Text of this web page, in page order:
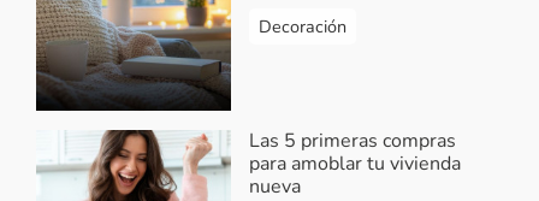
Decoración
Las 5 primeras compras
para amoblar tu vivienda
nueva